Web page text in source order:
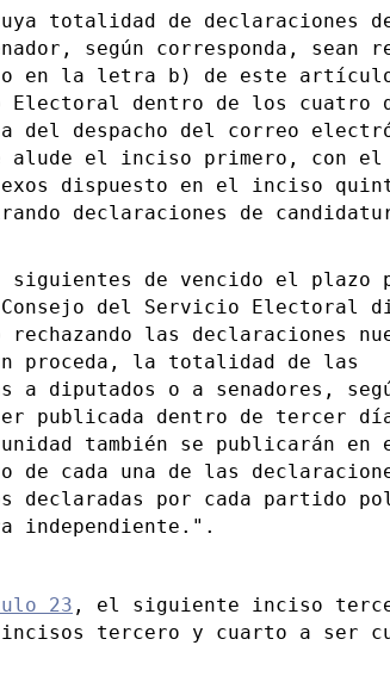
totalidad de declaraciones
según corresponda, sean
en la letra b) de este
dentro de los cuatro
del despacho del correo
alude el inciso primero, con
dispuesto en el inciso
declaraciones de
de vencido el plazo
del Servicio Electoral
rechazando las declaraciones
proceda, la totalidad de las
a diputados o a senadores,
publicada dentro de tercer
también se publicarán en
de cada una de las
declaradas por cada partido
independiente.".
23 , el siguiente inciso
incisos tercero y cuarto a ser